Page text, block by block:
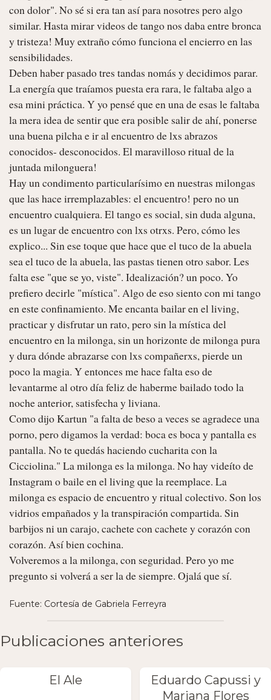
con dolor". No sé si era tan así para nosotres pero algo
similar. Hasta mirar videos de tango nos daba entre bronca
y tristeza! Muy extraño cómo funciona el encierro en las
sensibilidades.
Deben haber pasado tres tandas nomás y decidimos parar.
La energía que traíamos puesta era rara, le faltaba algo a
esa mini práctica. Y yo pensé que en una de esas le faltaba
la mera idea de sentir que era posible salir de ahí, ponerse
una buena pilcha e ir al encuentro de lxs abrazos
conocidos- desconocidos. El maravilloso ritual de la
juntada milonguera!
Hay un condimento particularísimo en nuestras milongas
que las hace irremplazables: el encuentro! pero no un
encuentro cualquiera. El tango es social, sin duda alguna,
es un lugar de encuentro con lxs otrxs. Pero, cómo les
explico... Sin ese toque que hace que el tuco de la abuela
sea el tuco de la abuela, las pastas tienen otro sabor. Les
falta ese "que se yo, viste". Idealización? un poco. Yo
prefiero decirle "mística". Algo de eso siento con mi tango
en este confinamiento. Me encanta bailar en el living,
practicar y disfrutar un rato, pero sin la mística del
encuentro en la milonga, sin un horizonte de milonga pura
y dura dónde abrazarse con lxs compañerxs, pierde un
poco la magia. Y entonces me hace falta eso de
levantarme al otro día feliz de haberme bailado todo la
noche anterior, satisfecha y liviana.
Como dijo Kartun "a falta de beso a veces se agradece una
porno, pero digamos la verdad: boca es boca y pantalla es
pantalla. No te quedás haciendo cucharita con la
Cicciolina." La milonga es la milonga. No hay videíto de
Instagram o baile en el living que la reemplace. La
milonga es espacio de encuentro y ritual colectivo. Son los
vidrios empañados y la transpiración compartida. Sin
barbijos ni un carajo, cachete con cachete y corazón con
corazón. Así bien cochina.
Volveremos a la milonga, con seguridad. Pero yo me
pregunto si volverá a ser la de siempre. Ojalá que sí.
Fuente: Cortesía de Gabriela Ferreyra
Publicaciones anteriores
El Ale
Eduardo Capussi y
Mariana Flores